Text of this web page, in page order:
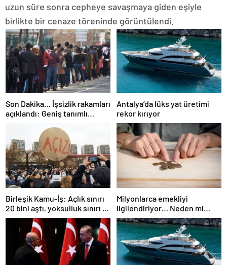
uzun süre sonra cepheye savaşmaya giden eşiyle
birlikte bir cenaze töreninde görüntülendi.
Son Dakika… İşsizlik rakamları
açıklandı: Geniş tanımlı
Antalya’da lüks yat üretimi
rekor kırıyor
Birleşik Kamu-İş: Açlık sınırı
20 bini aştı, yoksulluk sınırı 57
bine dayandı!
Milyonlarca emekliyi
ilgilendiriyor… Neden mi
düşük maaş alıyorsunuz?
Uzmanlar anlattı